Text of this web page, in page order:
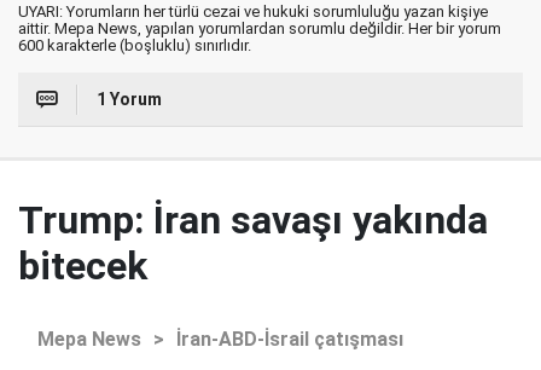
UYARI: Yorumların her türlü cezai ve hukuki sorumluluğu yazan kişiye
aittir. Mepa News, yapılan yorumlardan sorumlu değildir. Her bir yorum
600 karakterle (boşluklu) sınırlıdır.
1 Yorum
Trump: İran savaşı yakında
bitecek
Mepa News > İran-ABD-İsrail çatışması